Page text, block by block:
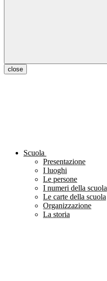
close
Scuola
Presentazione
I luoghi
Le persone
I numeri della scuola
Le carte della scuola
Organizzazione
La storia